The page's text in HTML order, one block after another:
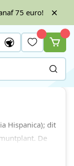
75 euro!
Hispanica); dit
De